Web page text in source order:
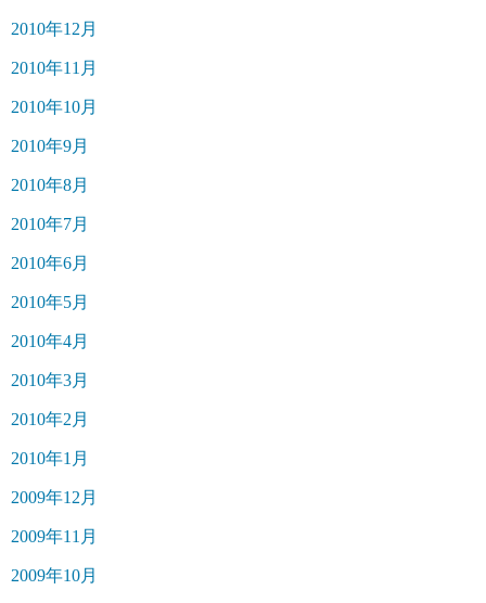
2010年12月
2010年11月
2010年10月
2010年9月
2010年8月
2010年7月
2010年6月
2010年5月
2010年4月
2010年3月
2010年2月
2010年1月
2009年12月
2009年11月
2009年10月